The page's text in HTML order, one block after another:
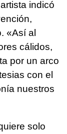
indicó
«Así al
cálidos,
por un arco
con el
nuestros
solo